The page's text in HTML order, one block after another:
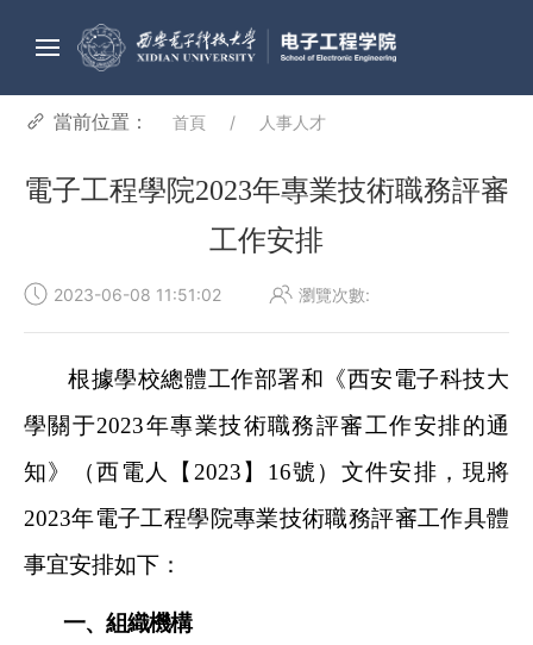
當前位置： 首頁 人事人才
電子工程學院2023年專業技術職務評審
工作安排
2023-06-08 11:51:02 瀏覽次數:
根據學校總體工作部署和《西安電子科技大
學關于2023年專業技術職務評審工作安排的通
知》（西電人【2023】16號）文件安排，現將
2023年電子工程學院專業技術職務評審工作具體
事宜安排如下：
一、組織機構